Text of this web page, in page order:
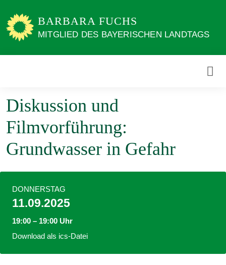
zum
Inhalt
BARBARA FUCHS
MITGLIED DES BAYERISCHEN LANDTAGS
Diskussion und
Filmvorführung:
Grundwasser in Gefahr
DONNERSTAG
11.09.2025
19:00 – 19:00 Uhr
Download als ics-Datei